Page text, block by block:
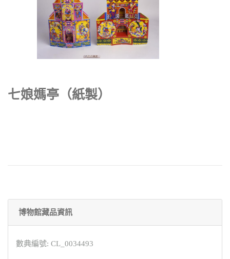
七娘媽亭（紙製）
博物館藏品資訊
數典編號: CL_0034493